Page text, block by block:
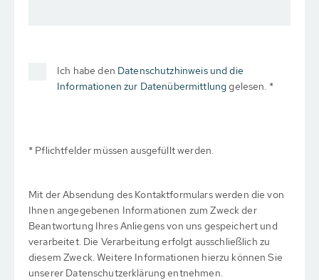
Ich habe den Datenschutzhinweis und die
Informationen zur Datenübermittlunggelesen. *
* Pflichtfelder müssen ausgefüllt werden.
Mit der Absendung des Kontaktformulars werden die von
Ihnen angegebenen Informationen zum Zweck der
Beantwortung Ihres Anliegens von uns gespeichert und
verarbeitet. Die Verarbeitung erfolgt ausschließlich zu
diesem Zweck. Weitere Informationen hierzu können Sie
unserer Datenschutzerklärung entnehmen.